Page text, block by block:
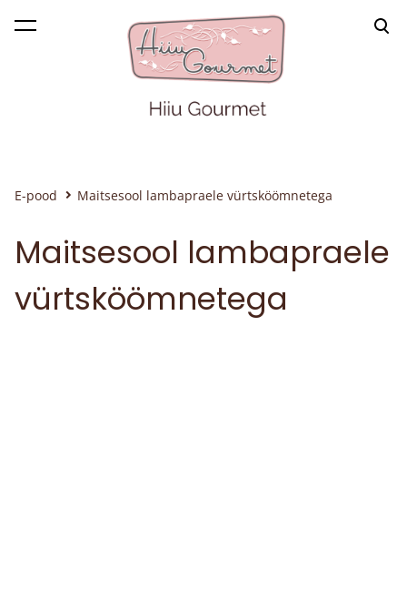
lisati ostukorvi. Vaata ostukorvi
E-pood Maitsesool lambapraele vürtsköömnetega
Maitsesool lambapraele
vürtsköömnetega